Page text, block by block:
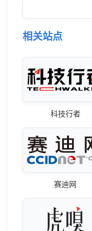
相关站点
科技行者
赛迪网